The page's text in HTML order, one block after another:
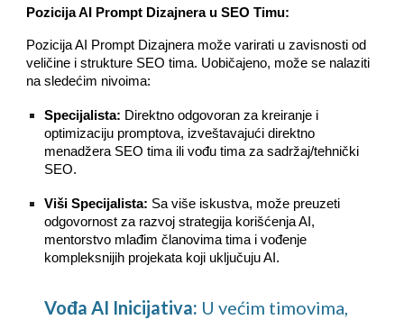
Pozicija AI Prompt Dizajnera u SEO Timu:
Pozicija AI Prompt Dizajnera može varirati u zavisnosti od
veličine i strukture SEO tima. Uobičajeno, može se nalaziti
na sledećim nivoima:
Specijalista: Direktno odgovoran za kreiranje i
optimizaciju promptova, izveštavajući direktno
menadžera SEO tima ili vođu tima za sadržaj/tehnički
SEO.
Viši Specijalista: Sa više iskustva, može preuzeti
odgovornost za razvoj strategija korišćenja AI,
mentorstvo mlađim članovima tima i vođenje
kompleksnijih projekata koji uključuju AI.
Vođa AI Inicijativa: U većim timovima,